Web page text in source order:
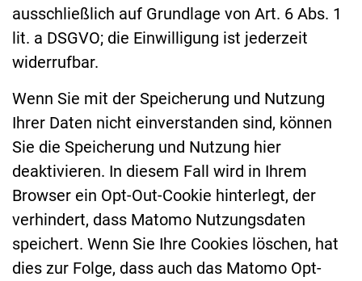
ausschließlich auf Grundlage von Art. 6 Abs. 1
lit. a DSGVO; die Einwilligung ist jederzeit
widerrufbar.
Wenn Sie mit der Speicherung und Nutzung
Ihrer Daten nicht einverstanden sind, können
Sie die Speicherung und Nutzung hier
deaktivieren. In diesem Fall wird in Ihrem
Browser ein Opt-Out-Cookie hinterlegt, der
verhindert, dass Matomo Nutzungsdaten
speichert. Wenn Sie Ihre Cookies löschen, hat
dies zur Folge, dass auch das Matomo Opt-